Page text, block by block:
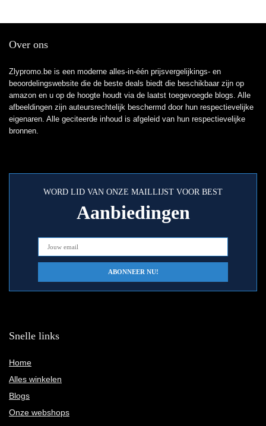
Over ons
Zlypromo.be is een moderne alles-in-één prijsvergelijkings- en
beoordelingswebsite die de beste deals biedt die beschikbaar zijn op
amazon en u op de hoogte houdt via de laatst toegevoegde blogs. Alle
afbeeldingen zijn auteursrechtelijk beschermd door hun respectievelijke
eigenaren. Alle geciteerde inhoud is afgeleid van hun respectievelijke
bronnen.
WORD LID VAN ONZE MAILLIJST VOOR BEST
Aanbiedingen
Snelle links
Home
Alles winkelen
Blogs
Onze webshops